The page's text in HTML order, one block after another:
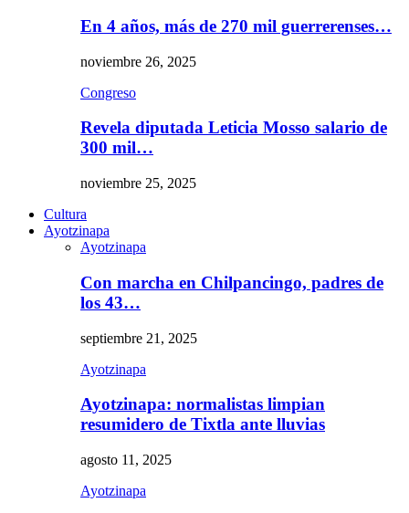
En 4 años, más de 270 mil guerrerenses…
noviembre 26, 2025
Congreso
Revela diputada Leticia Mosso salario de
300 mil…
noviembre 25, 2025
Cultura
Ayotzinapa
Ayotzinapa
Con marcha en Chilpancingo, padres de
los 43…
septiembre 21, 2025
Ayotzinapa
Ayotzinapa: normalistas limpian
resumidero de Tixtla ante lluvias
agosto 11, 2025
Ayotzinapa